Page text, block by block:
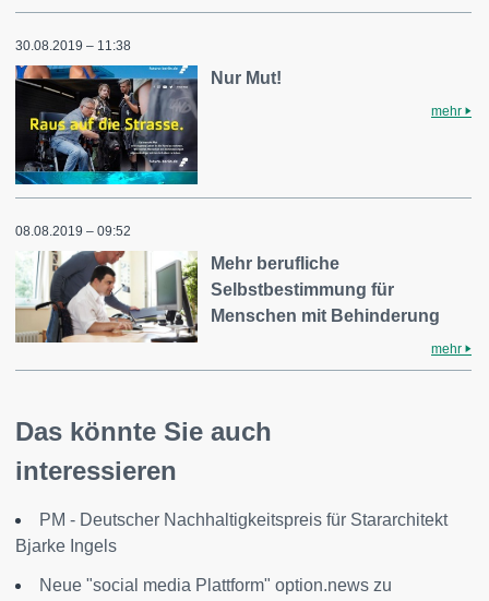
30.08.2019 – 11:38
Nur Mut!
mehr
08.08.2019 – 09:52
Mehr berufliche
Selbstbestimmung für
Menschen mit Behinderung
mehr
Das könnte Sie auch
interessieren
PM - Deutscher Nachhaltigkeitspreis für Stararchitekt
Bjarke Ingels
Neue "social media Plattform" option.news zu